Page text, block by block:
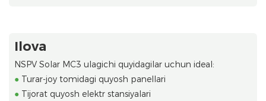
Ilova
NSPV Solar MC3 ulagichi quyidagilar uchun ideal:
● Turar-joy tomidagi quyosh panellari
● Tijorat quyosh elektr stansiyalari